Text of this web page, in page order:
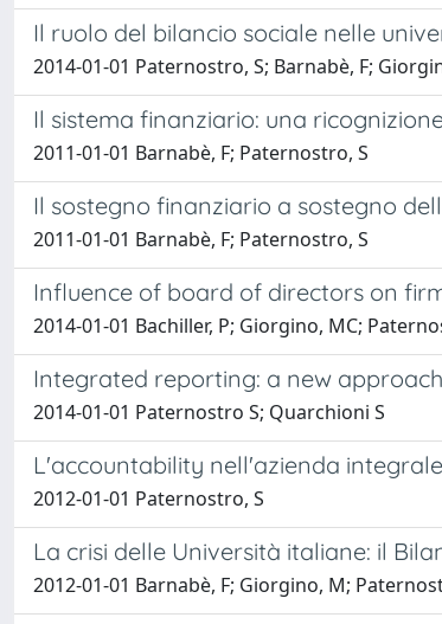
Il ruolo del bilancio sociale nelle
2014-01-01 Paternostro, S; Barnabè, F;
Il sistema finanziario: una
2011-01-01 Barnabè, F; Paternostro, S
Il sostegno finanziario a sostegno
2011-01-01 Barnabè, F; Paternostro, S
Influence of board of directors on
2014-01-01 Bachiller, P; Giorgino, MC;
Integrated reporting: a new
2014-01-01 Paternostro S; Quarchioni S
L'accountability nell'azienda
2012-01-01 Paternostro, S
La crisi delle Università italiane: il
2012-01-01 Barnabè, F; Giorgino, M;